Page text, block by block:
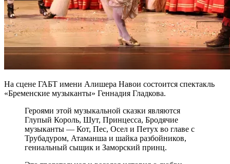
На сцене ГАБТ имени Алишера Навои состоится спектакль
«Бременские музыканты» Геннадия Гладкова.
Героями этой музыкальной сказки являются
Глупый Король, Шут, Принцесса, Бродячие
музыканты — Кот, Пес, Осел и Петух во главе с
Трубадуром, Атаманша и шайка разбойников,
гениальный сыщик и Заморский принц.